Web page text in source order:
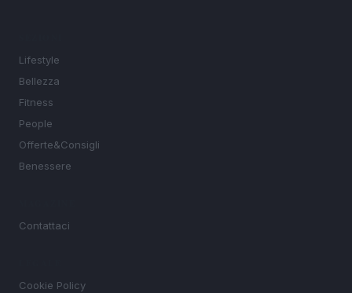
Lifestyle
Bellezza
Fitness
People
Offerte&Consigli
Benessere
Contattaci
Cookie Policy